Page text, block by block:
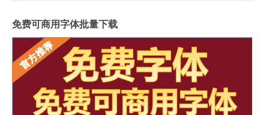
免费可商用字体批量下载